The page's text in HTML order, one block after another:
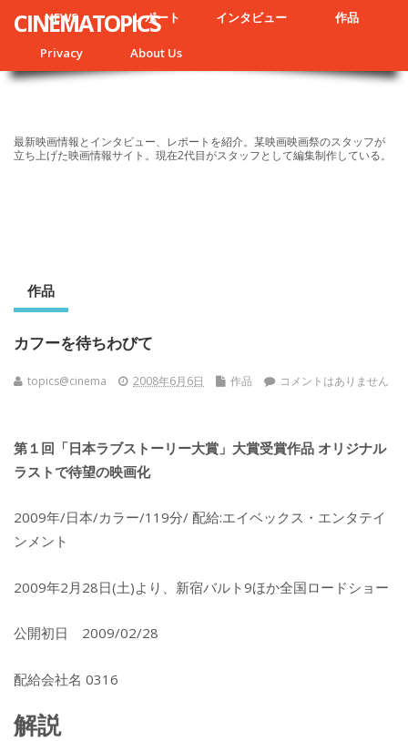
NEWS レポート インタビュー 作品
Privacy About Us
CINEMATOPICS
最新映画情報とインタビュー、レポートを紹介。某映画映画祭のスタッフが
立ち上げた映画情報サイト。現在2代目がスタッフとして編集制作している。
作品
カフーを待ちわびて
topics@cinema 2008年6月6日 作品 コメントはありません
第１回「日本ラブストーリー大賞」大賞受賞作品 オリジナル
ラストで待望の映画化
2009年/日本/カラー/119分/ 配給:エイベックス・エンタテイ
ンメント
2009年2月28日(土)より、新宿バルト9ほか全国ロードショー
公開初日 2009/02/28
配給会社名 0316
解説